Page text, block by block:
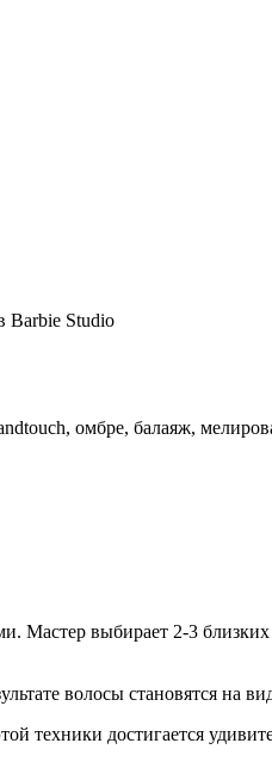
Barbie Studio
омбре, балаяж,
выбирает 2-3
волосы становятся на
техники достигается